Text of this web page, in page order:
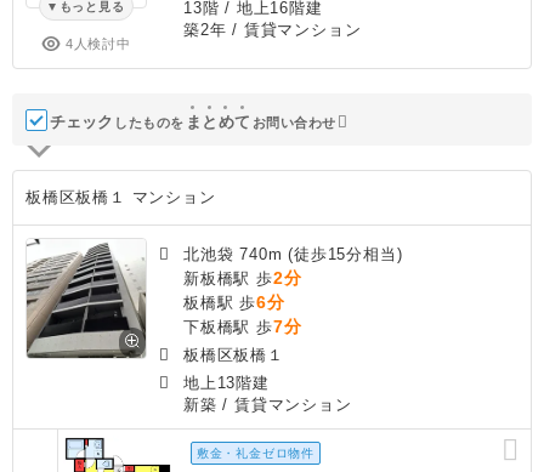
もっと見る
4人検討中
13階 / 地上16階建
築2年 / 賃貸マンション
チェック したものを ま と めて お問い合わせ
板橋区板橋１ マンション
北池袋 740m (徒歩15分相当)
新板橋駅 歩2分
板橋駅 歩6分
下板橋駅 歩7分
板橋区板橋１
地上13階建
新築 / 賃貸マンション
敷金・礼金ゼロ物件